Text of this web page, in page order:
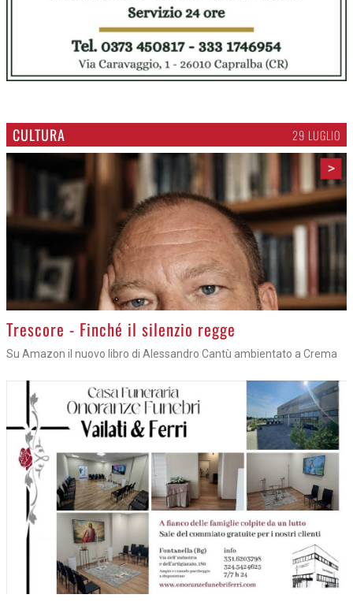
CULTURA 29 LUGLIO
>
Trescore - Finché il silenzio regge
Su Amazon il nuovo libro di Alessandro Cantù ambientato a Crema